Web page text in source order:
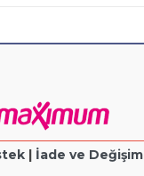
| İade ve Değişim